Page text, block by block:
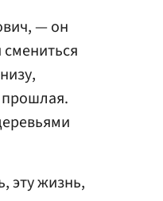
— он
прошлая.
эту жизнь,